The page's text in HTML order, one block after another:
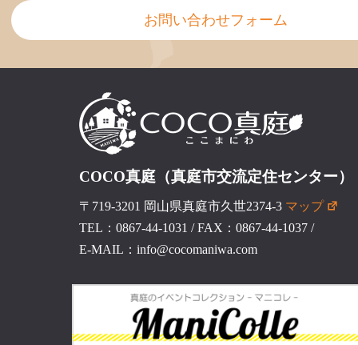
お問い合わせフォーム
COCO真庭（真庭市交流定住センター）
〒719-3201 岡山県真庭市久世2374-3 マップ
TEL：0867-44-1031 /FAX：0867-44-1037/
E-MAIL：info@cocomaniwa.com